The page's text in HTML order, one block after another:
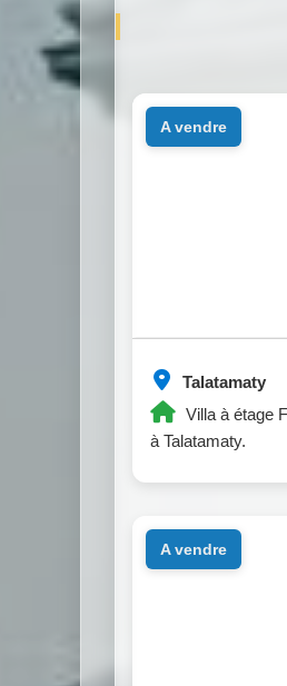
Talatamaty
Villa à étage
à Talatamaty.
a vendre
a vendre